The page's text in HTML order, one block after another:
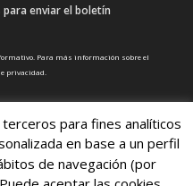
enviar el boletín
Para más información sobre el
privacidad
para fines analíticos
en base a un perfil
de navegación (por